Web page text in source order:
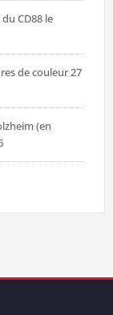
CD88 le
de couleur27
(en